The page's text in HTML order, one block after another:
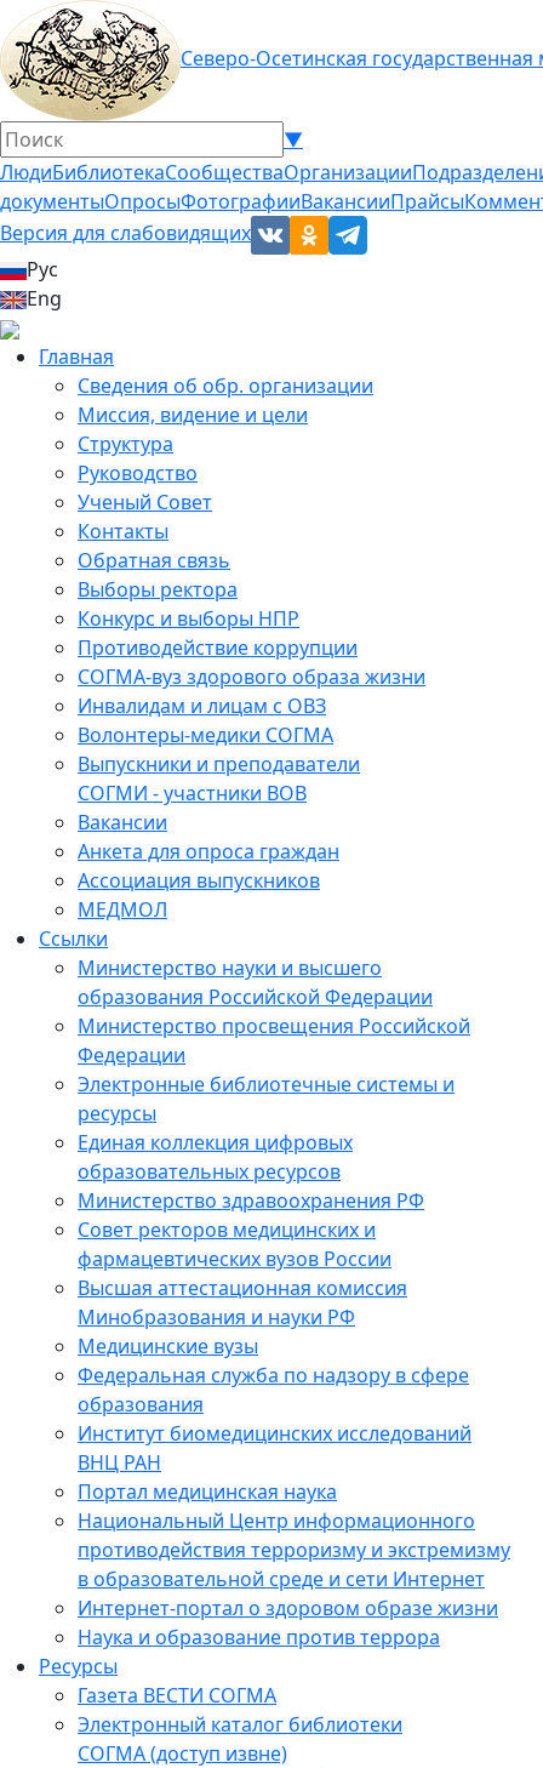
Северо-Осетинская
▼
ЛюдиБиблиотекаСообществаОрганизации
документыОпросыФотографииВакансииПрайсы
Версия для слабовидящих
Рус
Eng
Главная
Сведения об обр. организации
Миссия, видение и цели
Структура
Руководство
Ученый Совет
Контакты
Обратная связь
Выборы ректора
Конкурс и выборы НПР
Противодействие коррупции
СОГМА-вуз здорового образа жизни
Инвалидам и лицам с ОВЗ
Волонтеры-медики СОГМА
Выпускники и преподаватели
СОГМИ - участники ВОВ
Вакансии
Анкета для опроса граждан
Ассоциация выпускников
МЕДМОЛ
Ссылки
Министерство науки и высшего
образования Российской Федерации
Министерство просвещения Российской
Федерации
Электронные библиотечные системы и
ресурсы
Единая коллекция цифровых
образовательных ресурсов
Министерство здравоохранения РФ
Совет ректоров медицинских и
фармацевтических вузов России
Высшая аттестационная комиссия
Минобразования и науки РФ
Медицинские вузы
Федеральная служба по надзору в сфере
образования
Институт биомедицинских исследований
ВНЦ РАН
Портал медицинская наука
Национальный Центр информационного
противодействия терроризму и экстремизму
в образовательной среде и сети Интернет
Интернет-портал о здоровом образе жизни
Наука и образование против террора
Ресурсы
Газета ВЕСТИ СОГМА
Электронный каталог библиотеки
СОГМА (доступ извне)